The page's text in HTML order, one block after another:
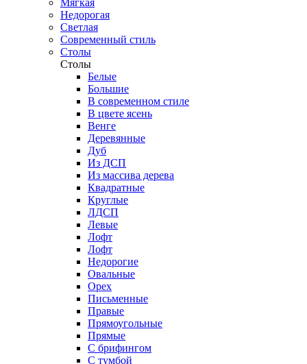
Мягкая
Недорогая
Светлая
Современный стиль
Столы
Столы
Белые
Большие
В современном стиле
В цвете ясень
Венге
Деревянные
Дуб
Из ДСП
Из массива дерева
Квадратные
Круглые
ЛДСП
Левые
Лофт
Лофт
Недорогие
Овальные
Орех
Письменные
Правые
Прямоугольные
Прямые
С брифингом
С тумбой